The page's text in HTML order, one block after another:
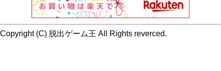
Copyright (C) 脱出ゲーム王 All Rights reverced.